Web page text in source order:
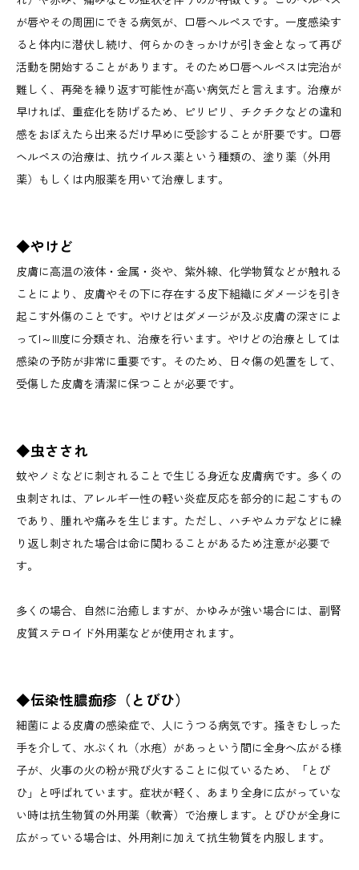
が唇やその周囲にできる病気が、口唇ヘルペスです。一度感染す
ると体内に潜伏し続け、何らかのきっかけが引き金となって再び
活動を開始することがあります。そのため口唇ヘルペスは完治が
難しく、再発を繰り返す可能性が高い病気だと言えます。治療が
早ければ、重症化を防げるため、ピリピリ、チクチクなどの違和
感をおぼえたら出来るだけ早めに受診することが肝要です。口唇
ヘルペスの治療は、抗ウイルス薬という種類の、塗り薬（外用
薬）もしくは内服薬を用いて治療します。
◆やけど
皮膚に高温の液体・金属・炎や、紫外線、化学物質などが触れる
ことにより、皮膚やその下に存在する皮下組織にダメージを引き
起こす外傷のことです。やけどはダメージが及ぶ皮膚の深さによ
ってI～III度に分類され、治療を行います。やけどの治療としては
感染の予防が非常に重要です。そのため、日々傷の処置をして、
受傷した皮膚を清潔に保つことが必要です。
◆虫さされ
蚊やノミなどに刺されることで生じる身近な皮膚病です。多くの
虫刺されは、アレルギー性の軽い炎症反応を部分的に起こすもの
であり、腫れや痛みを生じます。ただし、ハチやムカデなどに繰
り返し刺された場合は命に関わることがあるため注意が必要で
す。
多くの場合、自然に治癒しますが、かゆみが強い場合には、副腎
皮質ステロイド外用薬などが使用されます。
◆伝染性膿痂疹（とびひ）
細菌による皮膚の感染症で、人にうつる病気です。掻きむしった
手を介して、水ぶくれ（水疱）があっという間に全身へ広がる様
子が、火事の火の粉が飛び火することに似ているため、「とび
ひ」と呼ばれています。症状が軽く、あまり全身に広がっていな
い時は抗生物質の外用薬（軟膏）で治療します。とびひが全身に
広がっている場合は、外用剤に加えて抗生物質を内服します。